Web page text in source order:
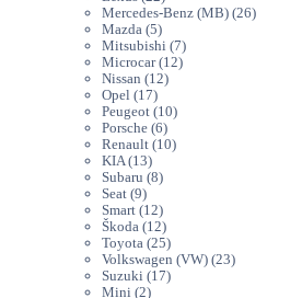
produktai
Mercedes-Benz (MB) 2626
Mazda 55
produktai
Mitsubishi 77
produktai
Microcar 1212
Nissan 1212
Opel 1717
produktų
Peugeot 1010
Porsche 66
produktai
Renault 1010
KIA 1313
produktų
Subaru 88
Seat 99
produktai
Smart 1212
produktų
Škoda 1212
produktų
Toyota 2525
produktai
Volkswagen (VW) 2323
Suzuki 1717
Mini 22